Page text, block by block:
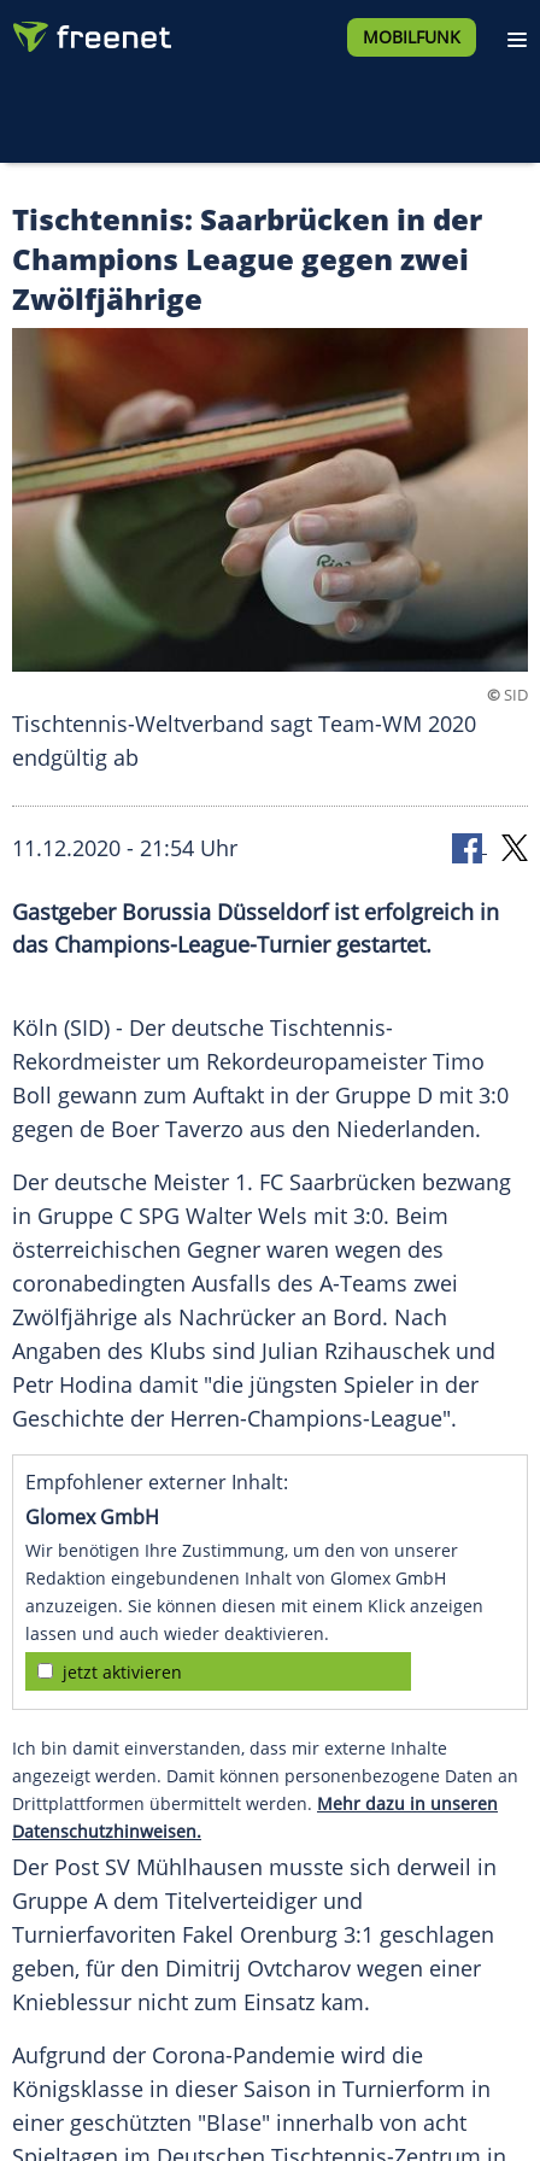
MOBILFUNK
Tischtennis: Saarbrücken in der
Champions League gegen zwei
Zwölfjährige
©SID
Tischtennis-Weltverband sagt Team-WM 2020
endgültig ab
11.12.2020 - 21:54 Uhr
Gastgeber Borussia Düsseldorf ist erfolgreich in
das Champions-League-Turnier gestartet.
Köln (SID) - Der deutsche Tischtennis-
Rekordmeister um Rekordeuropameister Timo
Boll gewann zum Auftakt in der Gruppe D mit 3:0
gegen de Boer Taverzo aus den Niederlanden.
Der deutsche Meister 1. FC Saarbrücken bezwang
in Gruppe C SPG Walter Wels mit 3:0. Beim
österreichischen Gegner waren wegen des
coronabedingten Ausfalls des A-Teams zwei
Zwölfjährige als Nachrücker an Bord. Nach
Angaben des Klubs sind Julian Rzihauschek und
Petr Hodina damit "die jüngsten Spieler in der
Geschichte der Herren-Champions-League".
Empfohlener externer Inhalt:
Glomex GmbH
Wir benötigen Ihre Zustimmung, um den von unserer
Redaktion eingebundenen Inhalt von Glomex GmbH
anzuzeigen. Sie können diesen mit einem Klick anzeigen
lassen und auch wieder deaktivieren.
jetzt aktivieren
Ich bin damit einverstanden, dass mir externe Inhalte
angezeigt werden. Damit können personenbezogene Daten an
Drittplattformen übermittelt werden. Mehr dazu in unseren
Datenschutzhinweisen.
Der Post SV Mühlhausen musste sich derweil in
Gruppe A dem Titelverteidiger und
Turnierfavoriten Fakel Orenburg 3:1 geschlagen
geben, für den Dimitrij Ovtcharov wegen einer
Knieblessur nicht zum Einsatz kam.
Aufgrund der Corona-Pandemie wird die
Königsklasse in dieser Saison in Turnierform in
einer geschützten "Blase" innerhalb von acht